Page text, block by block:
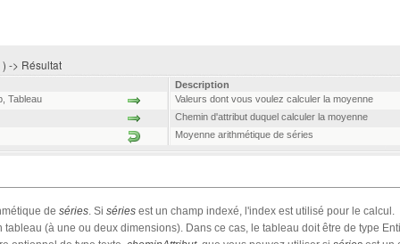
-> Résultat
Description
Tableau
Valeurs dont vous voulez calculer la moyenne
Chemin d'attribut duquel calculer la moyenne
Moyenne arithmétique de séries
de séries. Si séries est un champ indexé, l'index est utilisé pour le calcul.
tableau (à une ou deux dimensions). Dans ce cas, le tableau doit être de type